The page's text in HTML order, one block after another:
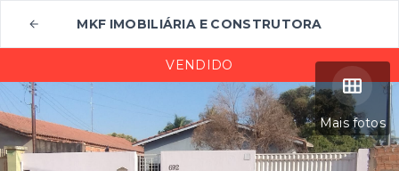
MKF IMOBILIÁRIA E CONSTRUTORA
Mais fotos
VENDIDO